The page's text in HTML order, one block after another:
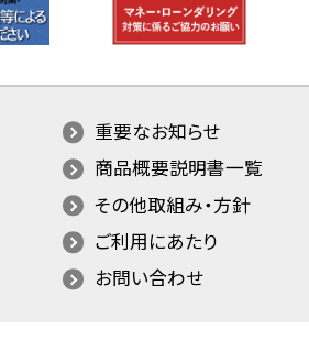
重要なお知らせ
商品概要説明書一覧
その他取組み・方針
ご利用にあたり
お問い合わせ